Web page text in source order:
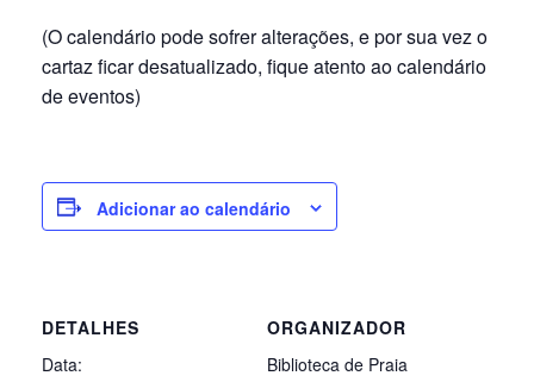
(O calendário pode sofrer alterações, e por sua vez o
cartaz ficar desatualizado, fique atento ao calendário
de eventos)
Adicionar ao calendário
DETALHES
Data:
ORGANIZADOR
Biblioteca de Praia